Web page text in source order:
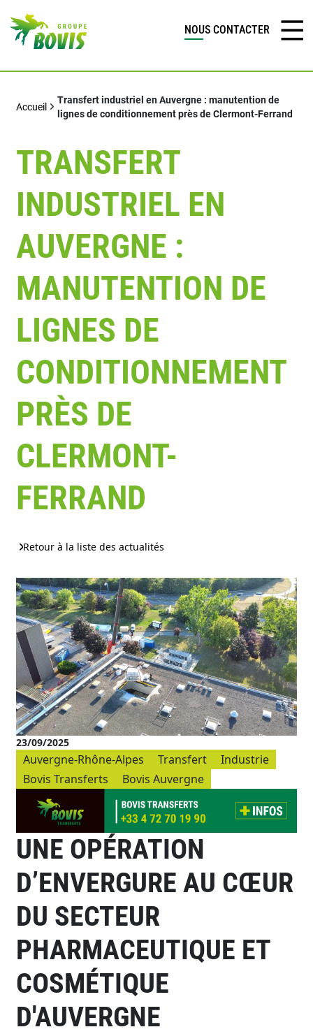
NOUS CONTACTER
Accueil
Transfert industriel en Auvergne : manutention de
lignes de conditionnement près de Clermont-Ferrand
TRANSFERT
INDUSTRIEL EN
AUVERGNE :
MANUTENTION DE
LIGNES DE
CONDITIONNEMENT
PRÈS DE
CLERMONT-
FERRAND
Retour à la liste des actualités
23/09/2025
Auvergne-Rhône-Alpes Transfert
Industrie
Bovis Transferts
Bovis Auvergne
UNE OPÉRATION
D’ENVERGURE AU CŒUR
DU SECTEUR
PHARMACEUTIQUE ET
COSMÉTIQUE
D'AUVERGNE